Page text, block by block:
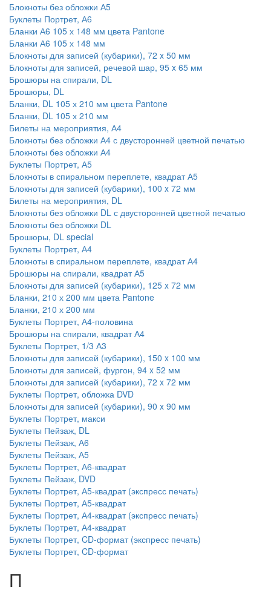
Блокноты без обложки А5
Буклеты Портрет, А6
Бланки А6 105 х 148 мм цвета Pantone
Бланки А6 105 х 148 мм
Блокноты для записей (кубарики), 72 x 50 мм
Блокноты для записей, речевой шар, 95 x 65 мм
Брошюры на спирали, DL
Брошюры, DL
Бланки, DL 105 х 210 мм цвета Pantone
Бланки, DL 105 х 210 мм
Билеты на мероприятия, А4
Блокноты без обложки А4 с двусторонней цветной печатью
Блокноты без обложки А4
Буклеты Портрет, А5
Блокноты в спиральном переплете, квадрат А5
Блокноты для записей (кубарики), 100 x 72 мм
Билеты на мероприятия, DL
Блокноты без обложки DL с двусторонней цветной печатью
Блокноты без обложки DL
Брошюры, DL special
Буклеты Портрет, А4
Блокноты в спиральном переплете, квадрат А4
Брошюры на спирали, квадрат А5
Блокноты для записей (кубарики), 125 x 72 мм
Бланки, 210 х 200 мм цвета Pantone
Бланки, 210 х 200 мм
Буклеты Портрет, А4-половина
Брошюры на спирали, квадрат А4
Буклеты Портрет, 1/3 А3
Блокноты для записей (кубарики), 150 x 100 мм
Блокноты для записей, фургон, 94 x 52 мм
Блокноты для записей (кубарики), 72 x 72 мм
Буклеты Портрет, обложка DVD
Блокноты для записей (кубарики), 90 x 90 мм
Буклеты Портрет, макси
Буклеты Пейзаж, DL
Буклеты Пейзаж, А6
Буклеты Пейзаж, А5
Буклеты Портрет, А6-квадрат
Буклеты Пейзаж, DVD
Буклеты Портрет, А5-квадрат (экспресс печать)
Буклеты Портрет, А5-квадрат
Буклеты Портрет, А4-квадрат (экспресс печать)
Буклеты Портрет, А4-квадрат
Буклеты Портрет, CD-формат (экспресс печать)
Буклеты Портрет, CD-формат
П